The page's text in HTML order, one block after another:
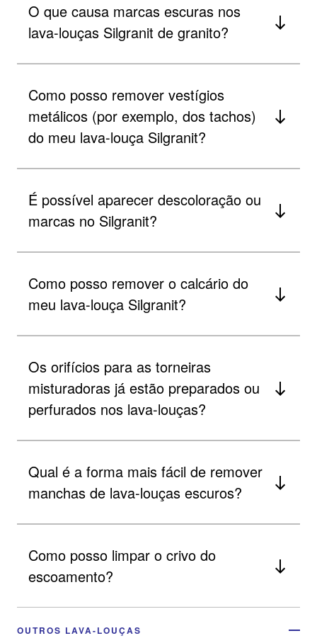
O que causa marcas escuras nos
lava-louças Silgranit de granito?
Como posso remover vestígios
metálicos (por exemplo, dos tachos)
do meu lava-louça Silgranit?
É possível aparecer descoloração ou
marcas no Silgranit?
Como posso remover o calcário do
meu lava-louça Silgranit?
Os orifícios para as torneiras
misturadoras já estão preparados ou
perfurados nos lava-louças?
Qual é a forma mais fácil de remover
manchas de lava-louças escuros?
Como posso limpar o crivo do
escoamento?
OUTROS LAVA-LOUÇAS